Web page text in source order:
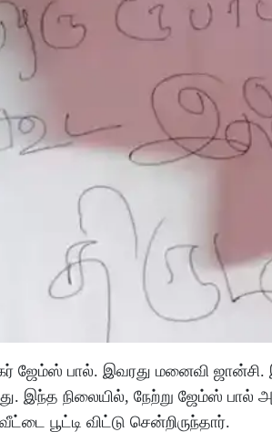
ஜேம்ஸ் பால். இவரது மனைவி
இந்த நிலையில், நேற்று ஜேம்ஸ் பால்
பூட்டி விட்டு சென்றிருந்தார்.